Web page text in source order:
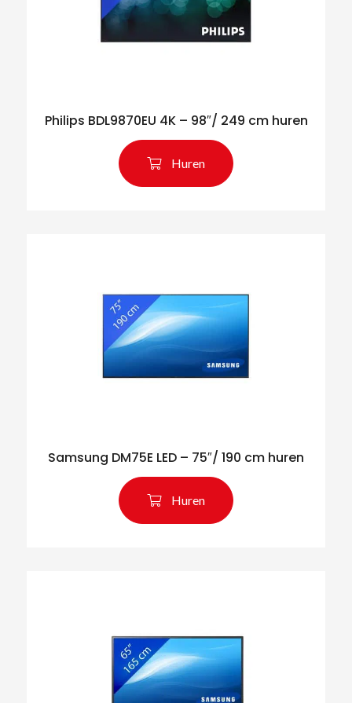
Philips BDL9870EU 4K – 98″/ 249 cm huren
Huren
Samsung DM75E LED – 75″/ 190 cm huren
Huren